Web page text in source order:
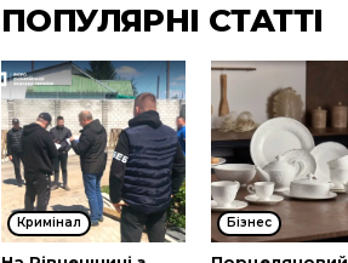
ПОПУЛЯРНІ СТАТТІ
Кримінал Бізнес